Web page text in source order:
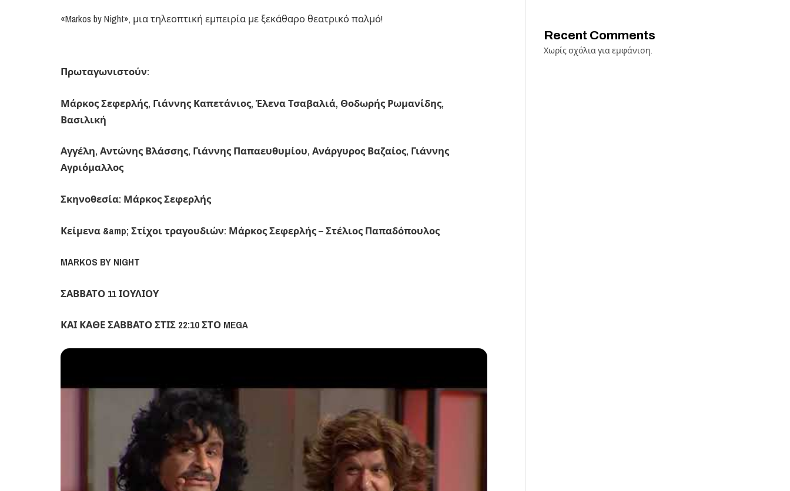
«Markos by Night», μια τηλεοπτική εμπειρία με ξεκάθαρο θεατρικό παλμό!
Πρωταγωνιστούν:
Μάρκος Σεφερλής, Γιάννης Καπετάνιος, Έλενα Τσαβαλιά, Θοδωρής Ρωμανίδης,
Βασιλική
Αγγέλη, Αντώνης Βλάσσης, Γιάννης Παπαευθυμίου, Ανάργυρος Βαζαίος, Γιάννης
Αγριόμαλλος
Σκηνοθεσία: Μάρκος Σεφερλής
Κείμενα &amp; Στίχοι τραγουδιών: Μάρκος Σεφερλής – Στέλιος Παπαδόπουλος
MARKOS BY NIGHT
ΣΑΒΒΑΤΟ 11 ΙΟΥΛΙΟΥ
ΚΑΙ ΚΑΘΕ ΣΑΒΒΑΤΟ ΣΤΙΣ 22:10 ΣΤΟ MEGA
Recent Comments
Χωρίς σχόλια για εμφάνιση.